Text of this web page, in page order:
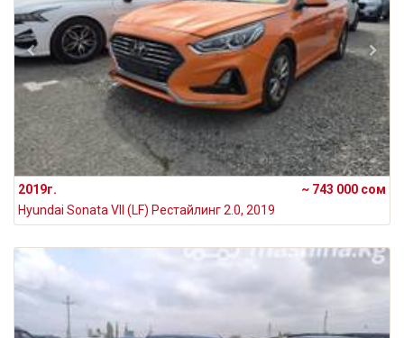
2019г.
~ 743 000 сом
Hyundai Sonata VII (LF) Рестайлинг 2.0, 2019